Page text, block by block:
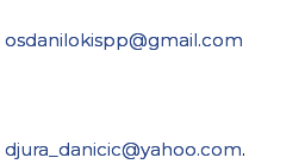
osdanilokispp@gmail.com
djura_danicic@yahoo.com.